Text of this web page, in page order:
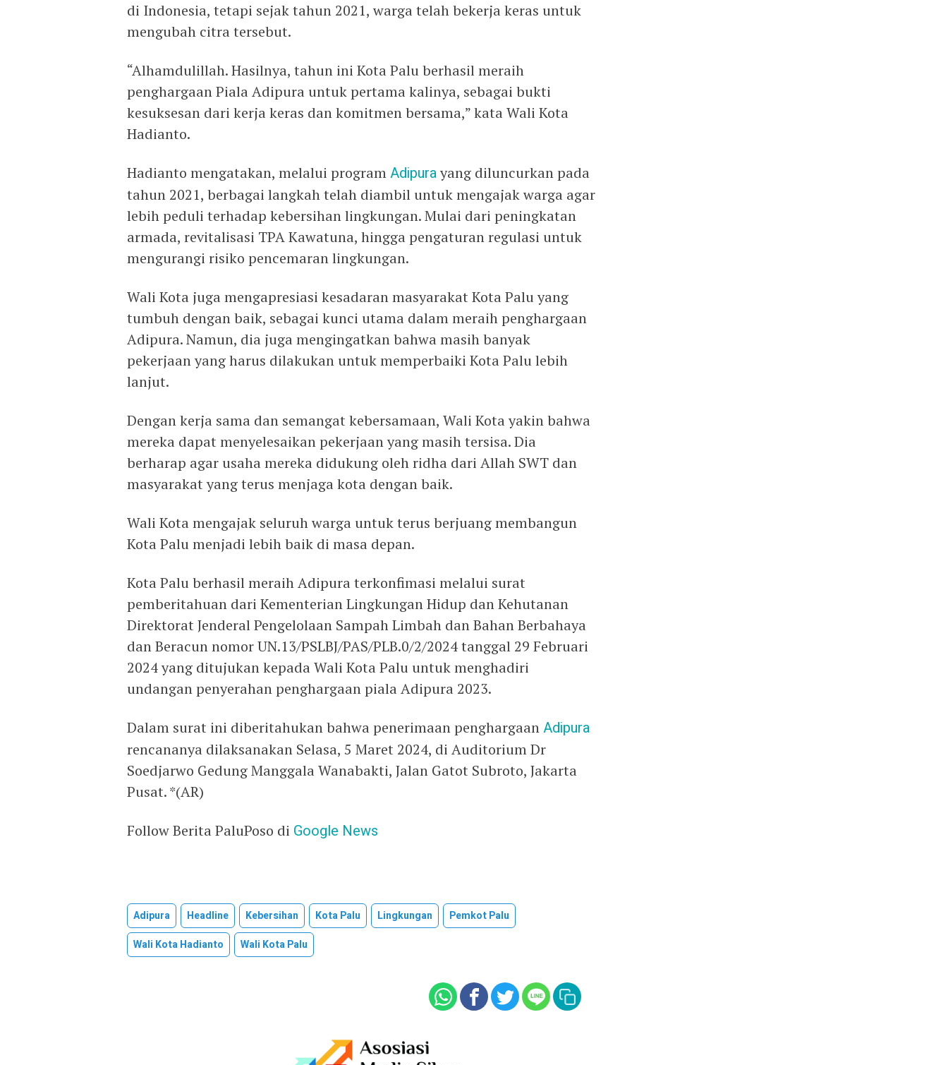
di Indonesia, tetapi sejak tahun 2021, warga telah bekerja keras untuk
mengubah citra tersebut.
“Alhamdulillah. Hasilnya, tahun ini Kota Palu berhasil meraih
penghargaan Piala Adipura untuk pertama kalinya, sebagai bukti
kesuksesan dari kerja keras dan komitmen bersama,” kata Wali Kota
Hadianto.
Hadianto mengatakan, melalui programAdipurayang diluncurkan pada
tahun 2021, berbagai langkah telah diambil untuk mengajak warga agar
lebih peduli terhadap kebersihan lingkungan. Mulai dari peningkatan
armada, revitalisasi TPA Kawatuna, hingga pengaturan regulasi untuk
mengurangi risiko pencemaran lingkungan.
Wali Kota juga mengapresiasi kesadaran masyarakat Kota Palu yang
tumbuh dengan baik, sebagai kunci utama dalam meraih penghargaan
Adipura. Namun, dia juga mengingatkan bahwa masih banyak
pekerjaan yang harus dilakukan untuk memperbaiki Kota Palu lebih
lanjut.
Dengan kerja sama dan semangat kebersamaan, Wali Kota yakin bahwa
mereka dapat menyelesaikan pekerjaan yang masih tersisa. Dia
berharap agar usaha mereka didukung oleh ridha dari Allah SWT dan
masyarakat yang terus menjaga kota dengan baik.
Wali Kota mengajak seluruh warga untuk terus berjuang membangun
Kota Palu menjadi lebih baik di masa depan.
Kota Palu berhasil meraih Adipura terkonfimasi melalui surat
pemberitahuan dari Kementerian Lingkungan Hidup dan Kehutanan
Direktorat Jenderal Pengelolaan Sampah Limbah dan Bahan Berbahaya
dan Beracun nomor UN.13/PSLBJ/PAS/PLB.0/2/2024 tanggal 29 Februari
2024 yang ditujukan kepada Wali Kota Palu untuk menghadiri
undangan penyerahan penghargaan piala Adipura 2023.
Dalam surat ini diberitahukan bahwa penerimaan penghargaanAdipura
rencananya dilaksanakan Selasa, 5 Maret 2024, di Auditorium Dr
Soedjarwo Gedung Manggala Wanabakti, Jalan Gatot Subroto, Jakarta
Pusat. *(AR)
Follow Berita PaluPoso di Google News
Adipura Headline Kebersihan Kota Palu Lingkungan
Pemkot Palu
Wali Kota Hadianto
Wali Kota Palu